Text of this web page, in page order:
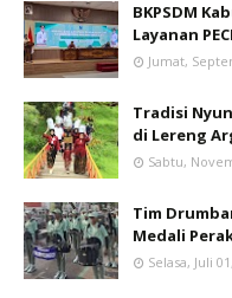
BKPSDM
Layanan
Jumat,
Tradisi
di Lereng
Sabtu,
Tim
Medali
Selasa, Juli